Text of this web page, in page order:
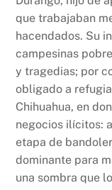
que trabajaban
hacendados. Su
campesinas
y tragedias; por
obligado a
Chihuahua, en
negocios ilícitos:
etapa de
dominante para
una sombra que